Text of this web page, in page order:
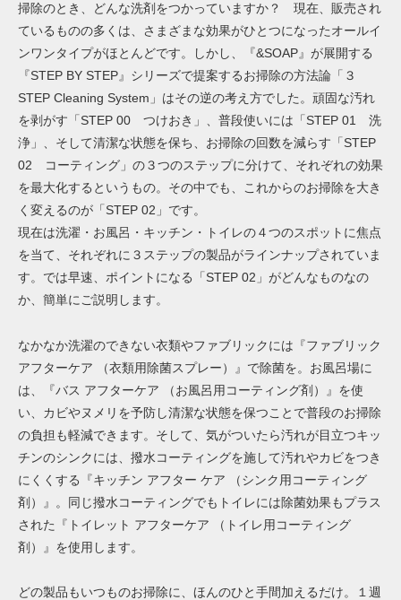
掃除のとき、どんな洗剤をつかっていますか？ 現在、販売され
ているものの多くは、さまざまな効果がひとつになったオールイ
ンワンタイプがほとんどです。しかし、『&SOAP』が展開する
『STEP BY STEP』シリーズで提案するお掃除の方法論「３
STEP Cleaning System」はその逆の考え方でした。頑固な汚れ
を剥がす「STEP 00 つけおき」、普段使いには「STEP 01 洗
浄」、そして清潔な状態を保ち、お掃除の回数を減らす「STEP
02 コーティング」の３つのステップに分けて、それぞれの効果
を最大化するというもの。その中でも、これからのお掃除を大き
く変えるのが「STEP 02」です。
現在は洗濯・お風呂・キッチン・トイレの４つのスポットに焦点
を当て、それぞれに３ステップの製品がラインナップされていま
す。では早速、ポイントになる「STEP 02」がどんなものなの
か、簡単にご説明します。
なかなか洗濯のできない衣類やファブリックには『ファブリック
アフターケア （衣類用除菌スプレー）』で除菌を。お風呂場に
は、『バス アフターケア （お風呂用コーティング剤）』を使
い、カビやヌメリを予防し清潔な状態を保つことで普段のお掃除
の負担も軽減できます。そして、気がついたら汚れが目立つキッ
チンのシンクには、撥水コーティングを施して汚れやカビをつき
にくくする『キッチン アフター ケア （シンク用コーティング
剤）』。同じ撥水コーティングでもトイレには除菌効果もプラス
された『トイレット アフターケア （トイレ用コーティング
剤）』を使用します。
どの製品もいつものお掃除に、ほんのひと手間加えるだけ。１週